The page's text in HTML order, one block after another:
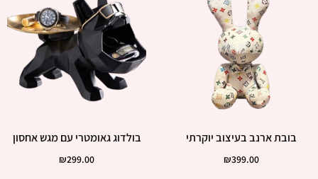
בובת ארנב בעיצוב יוקרתי
₪399.00
בולדוג גאומטרי עם מגש אחסון
₪299.00